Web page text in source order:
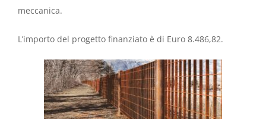
meccanica.
L’importo del progetto finanziato è di Euro 8.486,82.